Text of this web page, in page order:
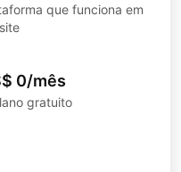
que funciona em
0/mês
gratuito